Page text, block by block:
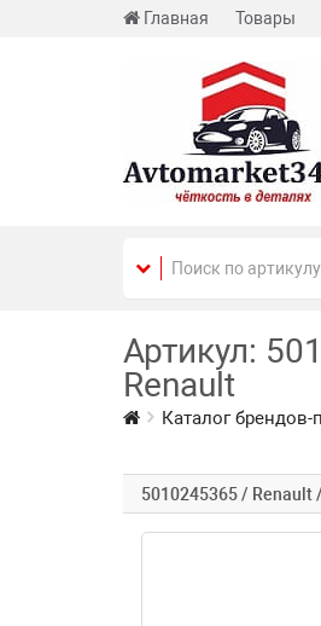
Главная Товары
Артикул:
Renault
Каталог
5010245365 /